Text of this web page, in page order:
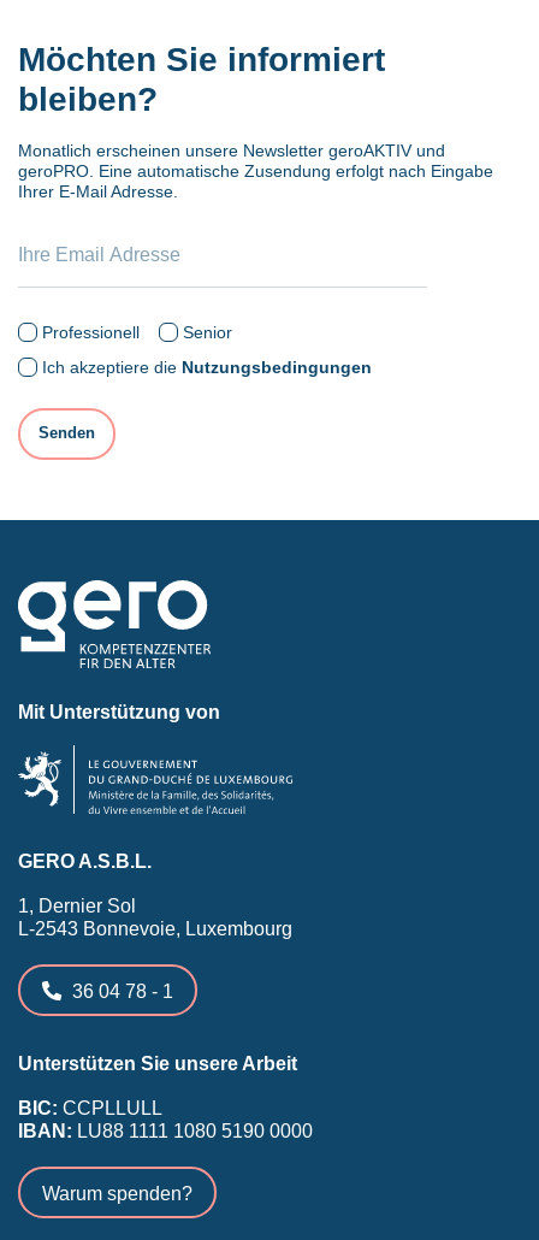
Möchten Sie informiert
bleiben?
Monatlich erscheinen unsere Newsletter geroAKTIV und
geroPRO. Eine automatische Zusendung erfolgt nach Eingabe
Ihrer E-Mail Adresse.
Professionell
Senior
Ich akzeptiere die Nutzungsbedingungen
Mit Unterstützung von
GERO A.S.B.L.
1, Dernier Sol
L-2543 Bonnevoie, Luxembourg
36 04 78 - 1
Unterstützen Sie unsere Arbeit
BIC: CCPLLULL
IBAN: LU88 1111 1080 5190 0000
Warum spenden?